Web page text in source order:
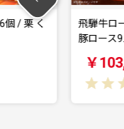
カルビ700g 三浦